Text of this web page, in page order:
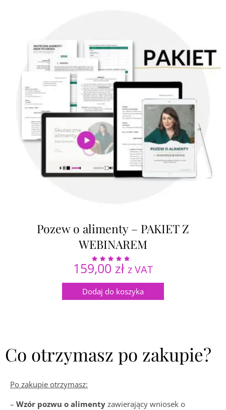
Pozew o alimenty – PAKIET Z
WEBINAREM
Oceniono
5.00
159,00 zł z VAT
Dodaj do koszyka
Co otrzymasz po zakupie?
Po zakupie otrzymasz:
– Wzór pozwu o alimenty zawierający wniosek o